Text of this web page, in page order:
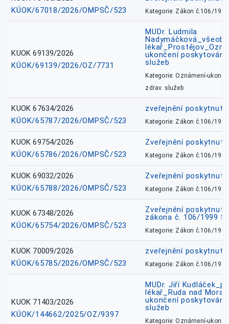
KÚOK/67018/2026/OMPSČ/523
Kategorie: Zákon č.106/1999
KUOK 69139/2026
KÚOK/69139/2026/OZ/7731
MUDr. Ludmila
ukončení
služeb
Kategorie: Oznámení-
zdrav. služeb
KUOK 67634/2026
KÚOK/65787/2026/OMPSČ/523
zveřejnění
Kategorie: Zákon č.106/1999
KUOK 69754/2026
KÚOK/65786/2026/OMPSČ/523
Zveřejnění
Kategorie: Zákon č.106/1999
KUOK 69032/2026
KÚOK/65788/2026/OMPSČ/523
Zveřejnění
Kategorie: Zákon č.106/1999
KUOK 67348/2026
KÚOK/65754/2026/OMPSČ/523
Zveřejnění
zákona č. 106/1999
Kategorie: Zákon č.106/1999
KUOK 70009/2026
KÚOK/65785/2026/OMPSČ/523
zveřejnění
Kategorie: Zákon č.106/1999
KUOK 71403/2026
KÚOK/144662/2025/OZ/9397
MUDr. Jiří
lékař_Ruda nad
ukončení
služeb
Kategorie: Oznámení-